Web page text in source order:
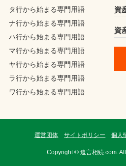
タ行から始まる専門用語
ナ行から始まる専門用語
ハ行から始まる専門用語
マ行から始まる専門用語
ヤ行から始まる専門用語
ラ行から始まる専門用語
ワ行から始まる専門用語
資
資
運営団体 サイトポリシー 個人
Copyright © 遺言相続.com.